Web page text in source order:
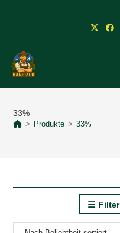
33%
> Produkte > 33%
Filter